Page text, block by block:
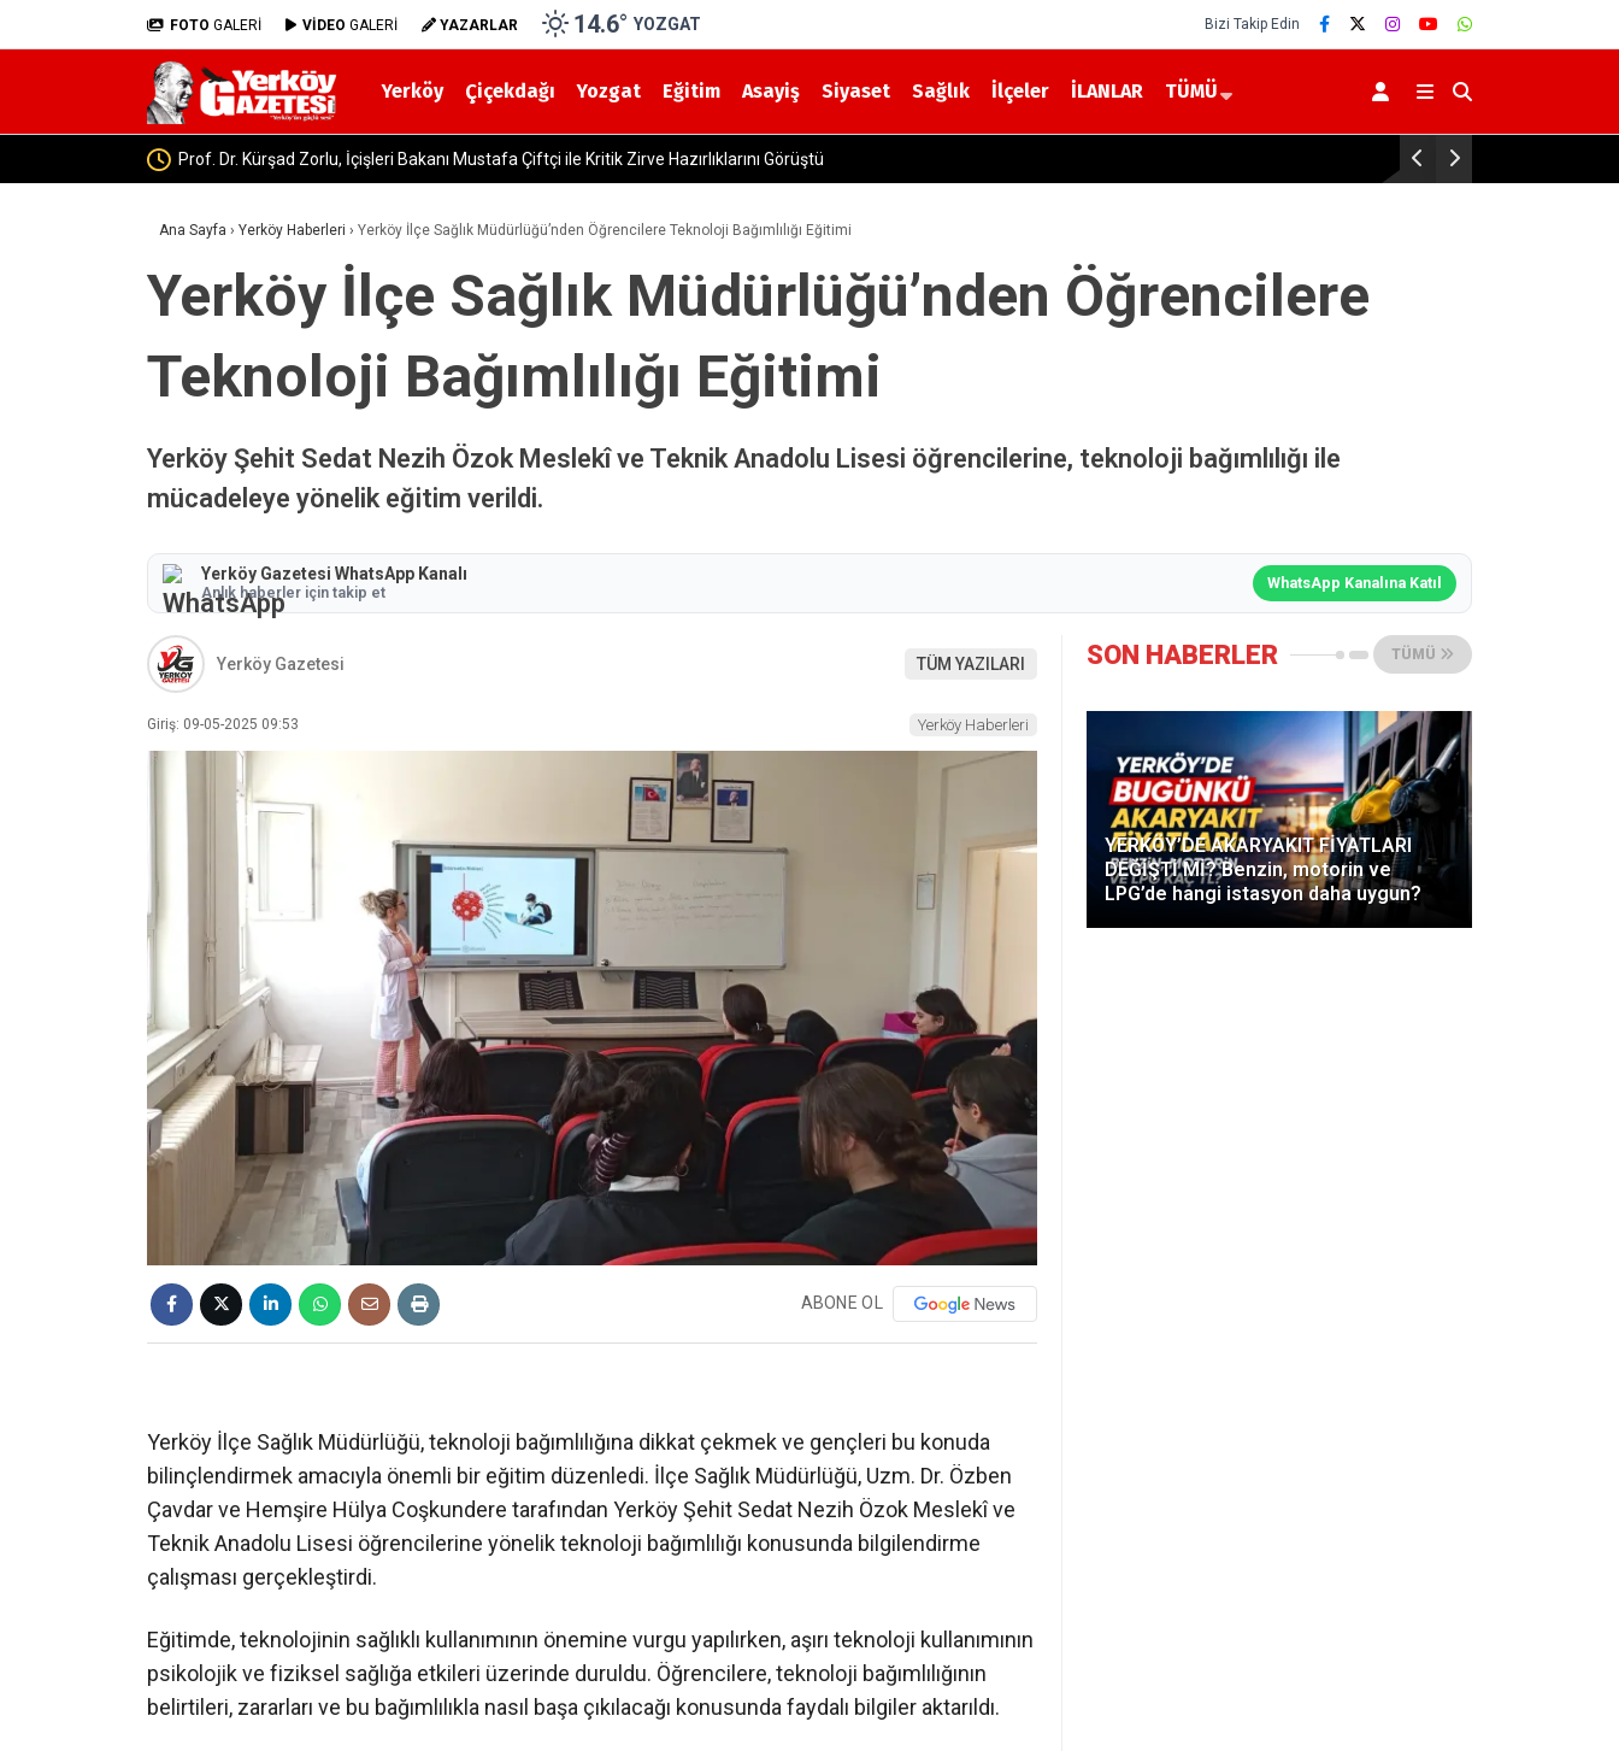
FOTO GALERİ VİDEO GALERİ YAZARLAR 14.6° YOZGAT Bizi Takip Edin
Yerköy Çiçekdağı Yozgat Eğitim Asayiş Siyaset Sağlık İlçeler İLANLAR TÜMÜ
Mustafa Çiftçi ile Kritik Zirve Hazırlıklarını Görüştü
Ana Sayfa › Yerköy Haberleri › Yerköy İlçe Sağlık Müdürlüğü’nden Öğrencilere Teknoloji Bağımlılığı Eğitimi
Yerköy İlçe Sağlık Müdürlüğü’nden Öğrencilere
Teknoloji Bağımlılığı Eğitimi
Yerköy Şehit Sedat Nezih Özok Meslekî ve Teknik Anadolu Lisesi öğrencilerine, teknoloji bağımlılığı ile
mücadeleye yönelik eğitim verildi.
Yerköy Gazetesi WhatsApp Kanalı
Anlık haberler için takip et
WhatsApp Kanalına Katıl
Yerköy Gazetesi TÜM YAZILARI
Giriş: 09-05-2025 09:53 Yerköy Haberleri
ABONE OL
Yerköy İlçe Sağlık Müdürlüğü, teknoloji bağımlılığına dikkat çekmek ve gençleri bu konuda
bilinçlendirmek amacıyla önemli bir eğitim düzenledi. İlçe Sağlık Müdürlüğü, Uzm. Dr. Özben
Çavdar ve Hemşire Hülya Coşkundere tarafından Yerköy Şehit Sedat Nezih Özok Meslekî ve
Teknik Anadolu Lisesi öğrencilerine yönelik teknoloji bağımlılığı konusunda bilgilendirme
çalışması gerçekleştirdi.
Eğitimde, teknolojinin sağlıklı kullanımının önemine vurgu yapılırken, aşırı teknoloji kullanımının
psikolojik ve fiziksel sağlığa etkileri üzerinde duruldu. Öğrencilere, teknoloji bağımlılığının
belirtileri, zararları ve bu bağımlılıkla nasıl başa çıkılacağı konusunda faydalı bilgiler aktarıldı.
SON HABERLER TÜMÜ
YERKÖY’DE AKARYAKIT FİYATLARI
DEĞİŞTİ Mİ? Benzin, motorin ve
LPG’de hangi istasyon daha uygun?